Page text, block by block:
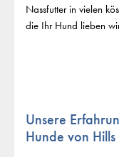
Nassfutter in vielen
die Ihr Hund lieben
Unsere
Hunde von Hills